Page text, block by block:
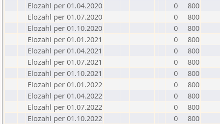
Elozahl per 01.04.2020
0
800
Elozahl per 01.07.2020
0
800
Elozahl per 01.10.2020
0
800
Elozahl per 01.01.2021
0
800
Elozahl per 01.04.2021
0
800
Elozahl per 01.07.2021
0
800
Elozahl per 01.10.2021
0
800
Elozahl per 01.01.2022
0
800
Elozahl per 01.04.2022
0
800
Elozahl per 01.07.2022
0
800
Elozahl per 01.10.2022
0
800